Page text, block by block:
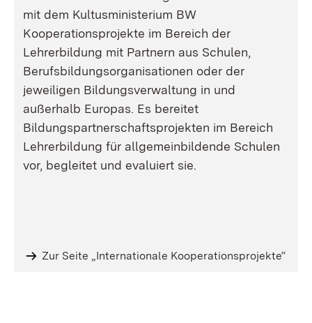
mit dem Kultusministerium BW
Kooperationsprojekte im Bereich der
Lehrerbildung mit Partnern aus Schulen,
Berufsbildungsorganisationen oder der
jeweiligen Bildungsverwaltung in und
außerhalb Europas. Es bereitet
Bildungspartnerschaftsprojekten im Bereich
Lehrerbildung für allgemeinbildende Schulen
vor, begleitet und evaluiert sie.
Zur Seite „Internationale Kooperationsprojekte“